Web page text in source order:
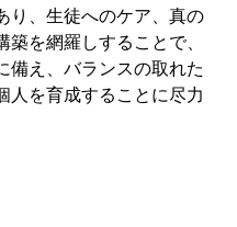
り、生徒へのケア、真の
築を網羅しすることで、
備え、バランスの取れた
人を育成することに尽力